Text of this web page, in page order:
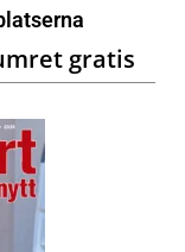
gratis